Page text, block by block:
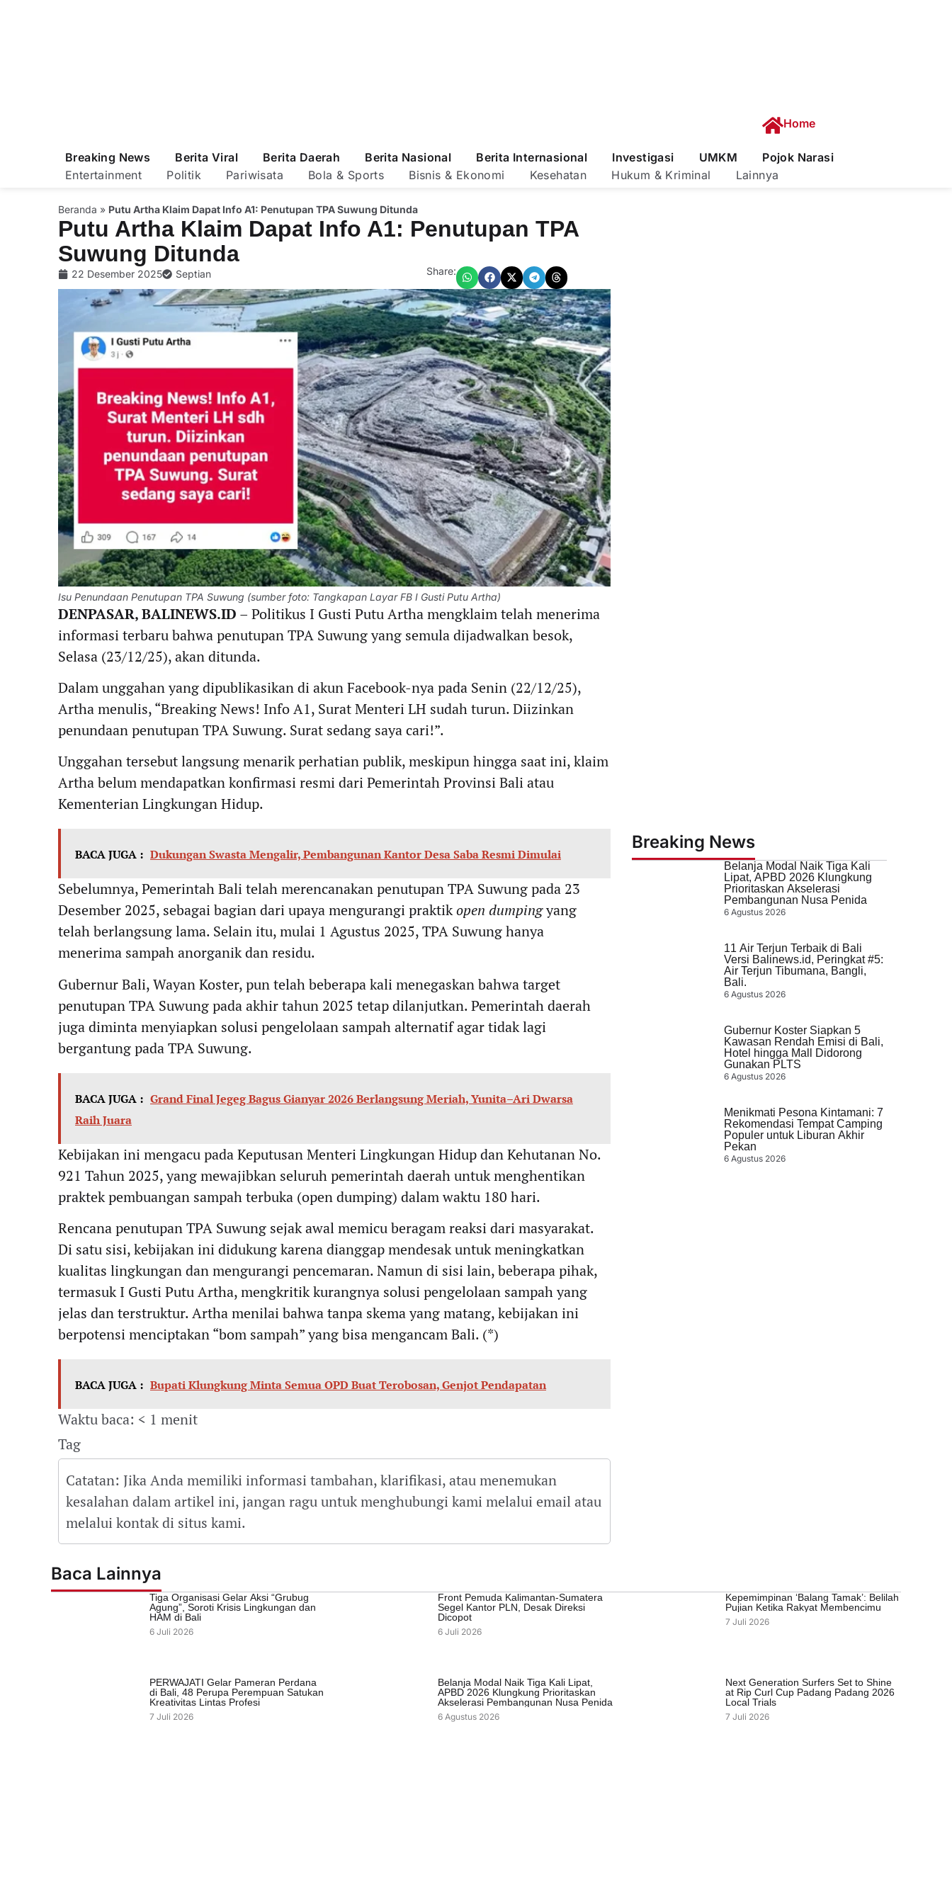
Home
Breaking News Berita Viral Berita Daerah Berita Nasional Berita Internasional Investigasi UMKM
Pojok Narasi
Entertainment
Politik Pariwisata Bola & Sports Bisnis & Ekonomi Kesehatan Hukum & Kriminal Lainnya
Beranda » Putu Artha Klaim Dapat Info A1: Penutupan TPA Suwung Ditunda
Putu Artha Klaim Dapat Info A1: Penutupan TPA
Suwung Ditunda
22 Desember 2025 Septian Share:
Isu Penundaan Penutupan TPA Suwung (sumber foto: Tangkapan Layar FB I Gusti Putu Artha)
DENPASAR, BALINEWS.ID – Politikus I Gusti Putu Artha mengklaim telah menerima
informasi terbaru bahwa penutupan TPA Suwung yang semula dijadwalkan besok,
Selasa (23/12/25), akan ditunda.
Dalam unggahan yang dipublikasikan di akun Facebook-nya pada Senin (22/12/25),
Artha menulis, “Breaking News! Info A1, Surat Menteri LH sudah turun. Diizinkan
penundaan penutupan TPA Suwung. Surat sedang saya cari!”.
Unggahan tersebut langsung menarik perhatian publik, meskipun hingga saat ini, klaim
Artha belum mendapatkan konfirmasi resmi dari Pemerintah Provinsi Bali atau
Kementerian Lingkungan Hidup.
BACA JUGA : Dukungan Swasta Mengalir, Pembangunan Kantor Desa Saba Resmi Dimulai
Sebelumnya, Pemerintah Bali telah merencanakan penutupan TPA Suwung pada 23
Desember 2025, sebagai bagian dari upaya mengurangi praktikopen dumpingyang
telah berlangsung lama. Selain itu, mulai 1 Agustus 2025, TPA Suwung hanya
menerima sampah anorganik dan residu.
Gubernur Bali, Wayan Koster, pun telah beberapa kali menegaskan bahwa target
penutupan TPA Suwung pada akhir tahun 2025 tetap dilanjutkan. Pemerintah daerah
juga diminta menyiapkan solusi pengelolaan sampah alternatif agar tidak lagi
bergantung pada TPA Suwung.
BACA JUGA : Grand Final Jegeg Bagus Gianyar 2026 Berlangsung Meriah, Yunita–Ari Dwarsa
Raih Juara
Kebijakan ini mengacu pada Keputusan Menteri Lingkungan Hidup dan Kehutanan No.
921 Tahun 2025, yang mewajibkan seluruh pemerintah daerah untuk menghentikan
praktek pembuangan sampah terbuka (open dumping) dalam waktu 180 hari.
Rencana penutupan TPA Suwung sejak awal memicu beragam reaksi dari masyarakat.
Di satu sisi, kebijakan ini didukung karena dianggap mendesak untuk meningkatkan
kualitas lingkungan dan mengurangi pencemaran. Namun di sisi lain, beberapa pihak,
termasuk I Gusti Putu Artha, mengkritik kurangnya solusi pengelolaan sampah yang
jelas dan terstruktur. Artha menilai bahwa tanpa skema yang matang, kebijakan ini
berpotensi menciptakan “bom sampah” yang bisa mengancam Bali. (*)
BACA JUGA : Bupati Klungkung Minta Semua OPD Buat Terobosan, Genjot Pendapatan
Waktu baca: < 1 menit
Tag
Catatan: Jika Anda memiliki informasi tambahan, klarifikasi, atau menemukan
kesalahan dalam artikel ini, jangan ragu untuk menghubungi kami melalui email atau
melalui kontak di situs kami.
Breaking News
Belanja Modal Naik Tiga Kali
Lipat, APBD 2026 Klungkung
Prioritaskan Akselerasi
Pembangunan Nusa Penida
6 Agustus 2026
11 Air Terjun Terbaik di Bali
Versi Balinews.id, Peringkat #5:
Air Terjun Tibumana, Bangli,
Bali.
6 Agustus 2026
Gubernur Koster Siapkan 5
Kawasan Rendah Emisi di Bali,
Hotel hingga Mall Didorong
Gunakan PLTS
6 Agustus 2026
Menikmati Pesona Kintamani: 7
Rekomendasi Tempat Camping
Populer untuk Liburan Akhir
Pekan
6 Agustus 2026
Baca Lainnya
Tiga Organisasi Gelar Aksi “Grubug
Agung”, Soroti Krisis Lingkungan dan
HAM di Bali
6 Juli 2026
Front Pemuda Kalimantan-Sumatera
Segel Kantor PLN, Desak Direksi
Dicopot
6 Juli 2026
Kepemimpinan ‘Balang Tamak’: Belilah
Pujian Ketika Rakyat Membencimu
7 Juli 2026
PERWAJATI Gelar Pameran Perdana
di Bali, 48 Perupa Perempuan Satukan
Kreativitas Lintas Profesi
7 Juli 2026
Belanja Modal Naik Tiga Kali Lipat,
APBD 2026 Klungkung Prioritaskan
Akselerasi Pembangunan Nusa Penida
6 Agustus 2026
Next Generation Surfers Set to Shine
at Rip Curl Cup Padang Padang 2026
Local Trials
7 Juli 2026